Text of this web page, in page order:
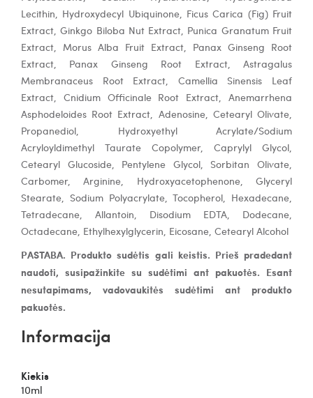
Lecithin, Hydroxydecyl Ubiquinone, Ficus Carica (Fig) Fruit
Extract, Ginkgo Biloba Nut Extract, Punica Granatum Fruit
Extract, Morus Alba Fruit Extract, Panax Ginseng Root
Extract, Panax Ginseng Root Extract, Astragalus
Membranaceus Root Extract, Camellia Sinensis Leaf
Extract, Cnidium Officinale Root Extract, Anemarrhena
Asphodeloides Root Extract, Adenosine, Cetearyl Olivate,
Propanediol, Hydroxyethyl Acrylate/Sodium
Acryloyldimethyl Taurate Copolymer, Caprylyl Glycol,
Cetearyl Glucoside, Pentylene Glycol, Sorbitan Olivate,
Carbomer, Arginine, Hydroxyacetophenone, Glyceryl
Stearate, Sodium Polyacrylate, Tocopherol, Hexadecane,
Tetradecane, Allantoin, Disodium EDTA, Dodecane,
Octadecane, Ethylhexylglycerin, Eicosane, Cetearyl Alcohol
PASTABA. Produkto sudėtis gali keistis. Prieš pradedant
naudoti, susipažinkite su sudėtimi ant pakuotės. Esant
nesutapimams, vadovaukitės sudėtimi ant produkto
pakuotės.
Informacija
Kiekis
10ml